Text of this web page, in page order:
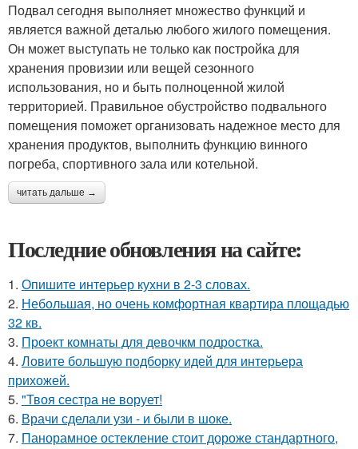
Подвал сегодня выполняет множество функций и
является важной деталью любого жилого помещения.
Он может выступать не только как постройка для
хранения провизии или вещей сезонного
использования, но и быть полноценной жилой
территорией. Правильное обустройство подвального
помещения поможет организовать надежное место для
хранения продуктов, выполнить функцию винного
погреба, спортивного зала или котельной.
читать дальше →
Последние обновления на сайте:
1. Опишите интерьер кухни в 2-3 словах.
2. Небольшая, но очень комфортная квартира площадью
32 кв.
3. Проект комнаты для девочкм подростка.
4. Ловите большую подборку идей для интерьера
прихожей.
5. "Твоя сестра не ворует!
6. Врачи сделали узи - и были в шоке.
7. Панорамное остекление стоит дороже стандартного,